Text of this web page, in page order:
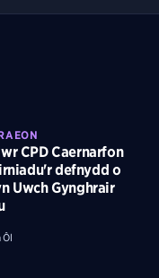
CPD Caernarfon
defnydd o
Uwch Gynghrair
Ôl